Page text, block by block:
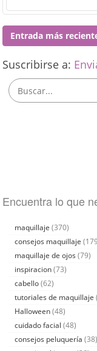
Entrada más
Suscribirse a:
Encuentra lo que
maquillaje (370)
consejos maquillaje
maquillaje de ojos (79)
inspiracion (73)
cabello (62)
tutoriales de maquillaje
Halloween (48)
cuidado facial (48)
consejos peluquería (38)